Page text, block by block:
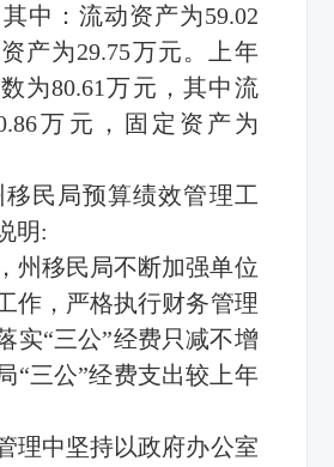
中：流动资产为59.02
产为29.75万元。上年
为80.61万元，其中流
万元，固定资产为
民局预算绩效管理工
明:
州移民局不断加强单位
作，严格执行财务管理
实“三公”经费只减不增
“三公”经费支出较上年
理中坚持以政府办公室